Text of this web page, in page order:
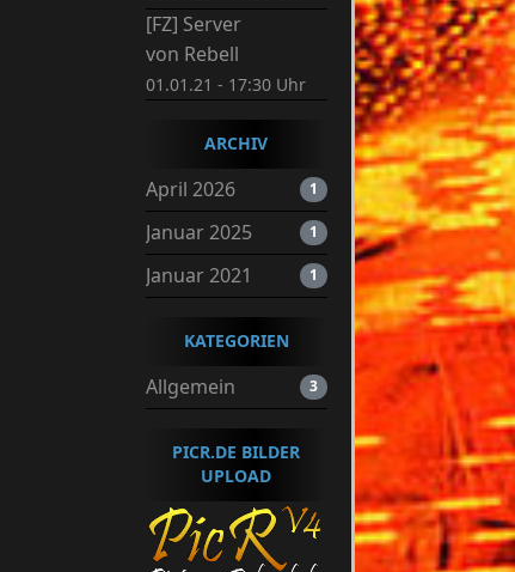
[FZ] Server
von Rebell
01.01.21 - 17:30 Uhr
ARCHIV
April 2026 1
Januar 2025 1
Januar 2021 1
KATEGORIEN
Allgemein 3
PICR.DE BILDER
UPLOAD